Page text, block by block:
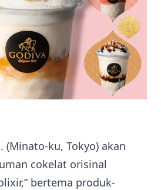
(Minato-ku, Tokyo) akan
cokelat orisinal
bertema produk-